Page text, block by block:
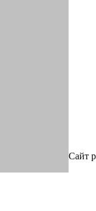
Сайт